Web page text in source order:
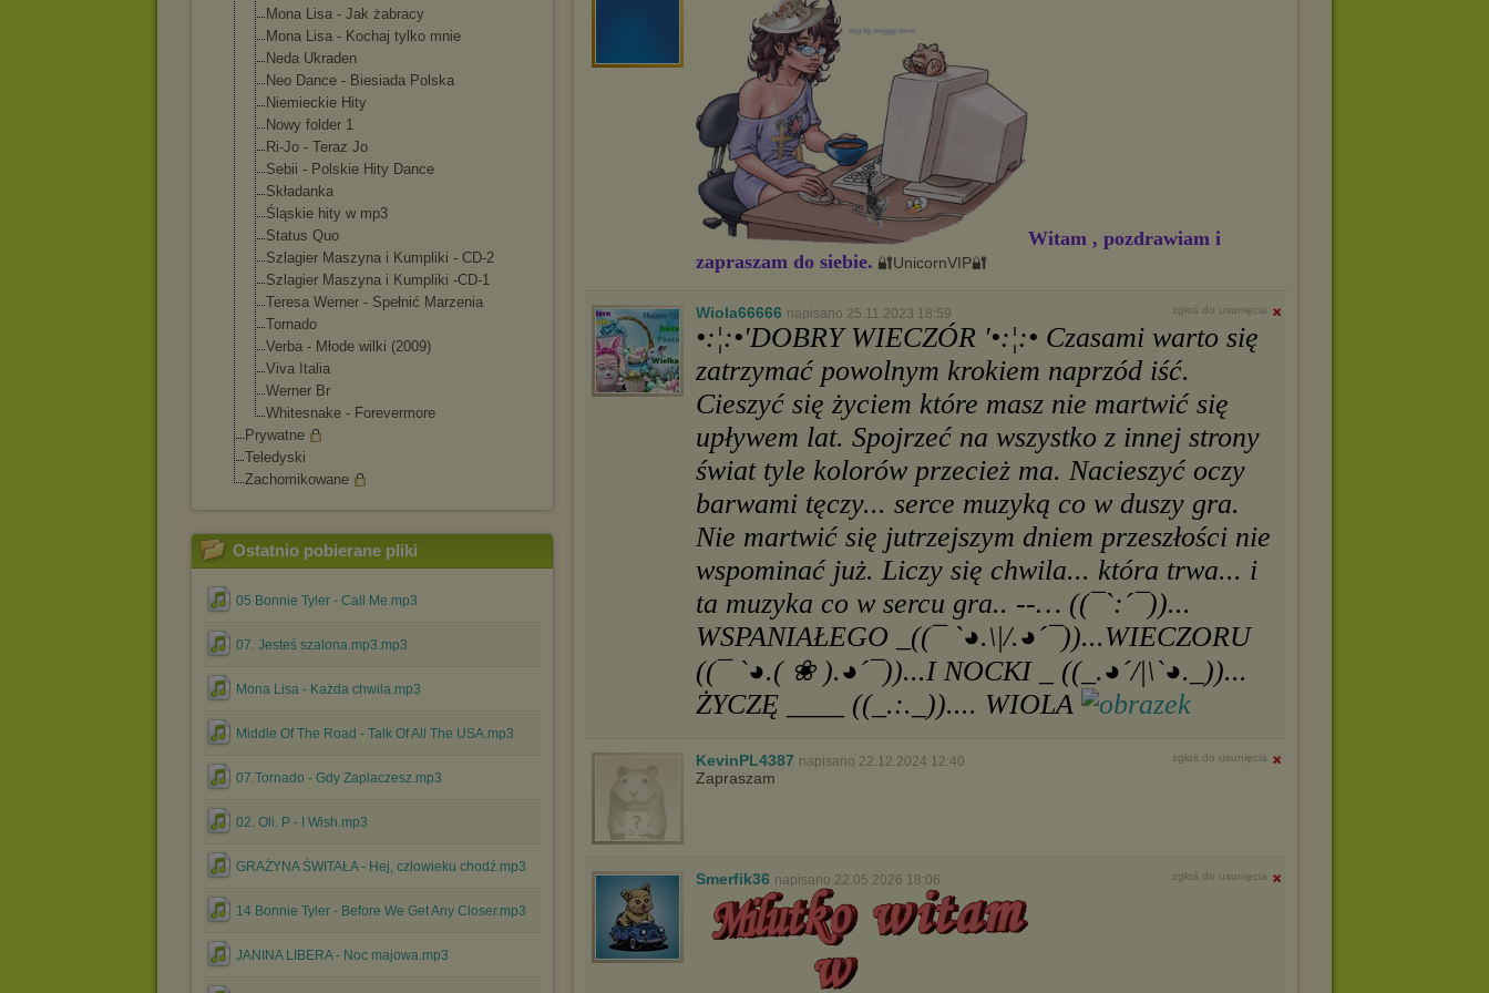
Mona Lisa - Jak żabracy
Mona Lisa - Kochaj tylko mnie
Neda Ukraden
Neo Dance - Biesiada Polska
Niemieckie Hity
Nowy folder 1
Ri-Jo - Teraz Jo
Sebii - Polskie Hity Dance
Składanka
Śląskie hity w mp3
Status Quo
Szlagier Maszyna i Kumpliki - CD-2
Szlagier Maszyna i Kumpliki -CD-1
Teresa Werner - Spełnić Marzenia
Tornado
Verba - Młode wilki (2009)
Viva Italia
Werner Br
Whitesnake - Forevermore
Prywatne
Teledyski
Zachomikowane
Ostatnio pobierane pliki
05 Bonnie Tyler - Call Me.mp3
07. Jesteś szalona.mp3.mp3
Mona Lisa - Każda chwila.mp3
Middle Of The Road - Talk Of All The USA.mp3
07.Tornado - Gdy Zaplaczesz.mp3
02. Oli. P - I Wish.mp3
GRAŻYNA ŚWITAŁA - Hej, czlowieku chodź.mp3
14 Bonnie Tyler - Before We Get Any Closer.mp3
JANINA LIBERA - Noc majowa.mp3
Witam , pozdrawiam i
zapraszam do siebie. 🔐UnicornVIP🔐
Wiola66666 napisano 25.11.2023 18:59 zgłoś do usunięcia
•:¦:•'DOBRY WIECZÓR '•:¦:• Czasami warto się
zatrzymać powolnym krokiem naprzód iść.
Cieszyć się życiem które masz nie martwić się
upływem lat. Spojrzeć na wszystko z innej strony
świat tyle kolorów przecież ma. Nacieszyć oczy
barwami tęczy... serce muzyką co w duszy gra.
Nie martwić się jutrzejszym dniem przeszłości nie
wspominać już. Liczy się chwila... która trwa... i
ta muzyka co w sercu gra.. --… ((¯`:´¯))...
WSPANIAŁEGO _((¯ `◕.\|/.◕´¯))...WIECZORU
((¯ `◕.( ❀ ).◕´¯))...I NOCKI _ ((_.◕´/|\`◕._))...
ŻYCZĘ ____ ((_.:._)).... WIOLA
KevinPL4387 napisano 22.12.2024 12:40 zgłoś do usunięcia
Zapraszam
Smerfik36 napisano 22.05.2026 18:06 zgłoś do usunięcia